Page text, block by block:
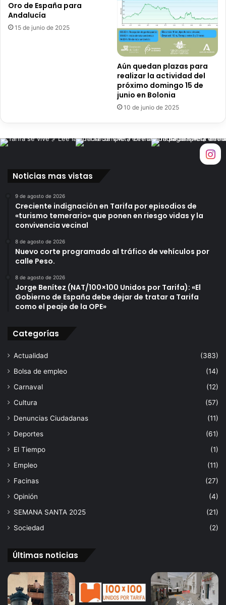
m
b
e
n
Oro de España para
Andalucía
15 de junio de 2025
Aún quedan plazas para
realizar la actividad del
próximo domingo 15 de
junio en Bolonia
10 de junio de 2025
Noticias mas vistas
9 de agosto de 2026
Creciente indignación en Tarifa por episodios de
«turismo temerario» que ponen en riesgo vidas y la
convivencia vecinal
8 de agosto de 2026
Nuevo corte programado al tráfico de vehículos por
calle Peso.
8 de agosto de 2026
Jorge Benítez (NAT/100×100 Unidos por Tarifa): «El
Gobierno de España debe dejar de tratar a Tarifa
como el peaje de la OPE»
Categorías
Actualidad
(383)
Bolsa de empleo
(14)
Carnaval
(12)
Cultura
(57)
Denuncias Ciudadanas
(11)
Deportes
(61)
El Tiempo
(1)
Empleo
(11)
Facinas
(27)
Opinión
(4)
SEMANA SANTA 2025
(21)
Sociedad
(2)
Últimas noticias